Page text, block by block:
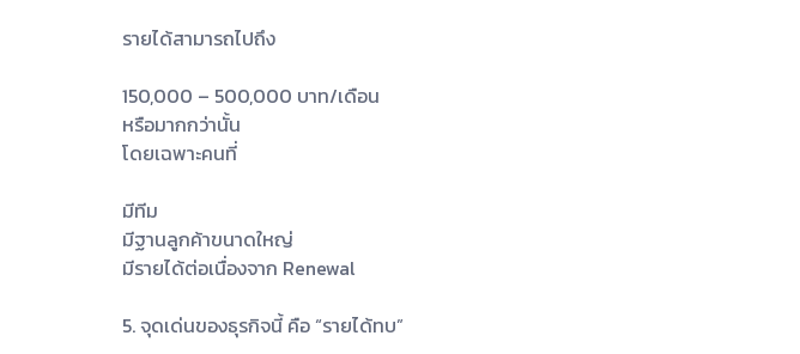
รายได้สามารถไปถึง
150,000 – 500,000 บาท/เดือน
หรือมากกว่านั้น
โดยเฉพาะคนที่
มีทีม
มีฐานลูกค้าขนาดใหญ่
มีรายได้ต่อเนื่องจาก Renewal
5. จุดเด่นของธุรกิจนี้ คือ “รายได้ทบ”